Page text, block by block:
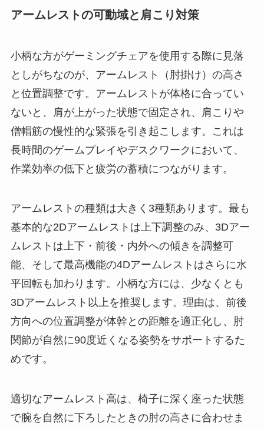
アームレストの可動域と肩こり対策
小柄な方がゲーミングチェアを使用する際に見落
としがちなのが、アームレスト（肘掛け）の高さ
と位置調整です。アームレストが体格に合ってい
ないと、肩が上がった状態で固定され、肩こりや
僧帽筋の慢性的な緊張を引き起こします。これは
長時間のゲームプレイやデスクワークにおいて、
作業効率の低下と疲労の蓄積につながります。
アームレストの種類は大きく3種類あります。最も
基本的な2Dアームレストは上下調整のみ、3Dアー
ムレストは上下・前後・内外への傾きを調整可
能、そして最高機能の4Dアームレストはさらに水
平回転も加わります。小柄な方には、少なくとも
3Dアームレスト以上を推奨します。理由は、前後
方向への位置調整が体幹との距離を適正化し、肘
関節が自然に90度近くなる姿勢をサポートするた
めです。
適切なアームレスト高は、椅子に深く座った状態
で腕を自然に下ろしたときの肘の高さに合わせま